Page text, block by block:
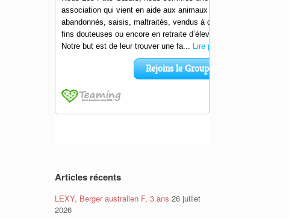
Articles récents
LEXY, Berger australien F, 3 ans 26 juillet
2026